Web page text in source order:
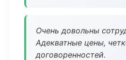
Очень довольны
Адекватные цены,
договоренностей.